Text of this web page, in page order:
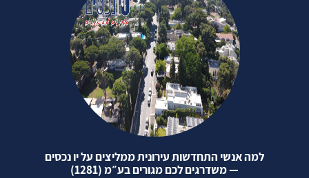
למה אנשי התחדשות עירונית ממליצים על יו נכסים
— משדרגים לכם מגורים בע״מ (1281)